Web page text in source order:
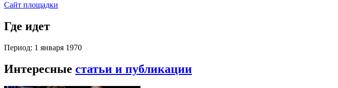
Сайт площадки
Где идет
Период: 1 января 1970
Интересные статьи и публикации